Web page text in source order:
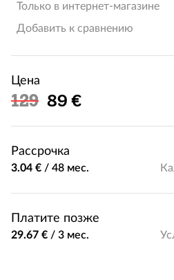
Только в интернет-магазине
Добавить к сравнению
Цена
129 Льготная цена
89 €
Рассрочка
3.04 € / 48 мес.
Платите позже
29.67 € / 3 мес.